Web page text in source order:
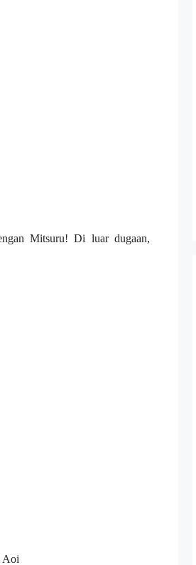
Mitsuru! Di luar dugaan,
Aoi